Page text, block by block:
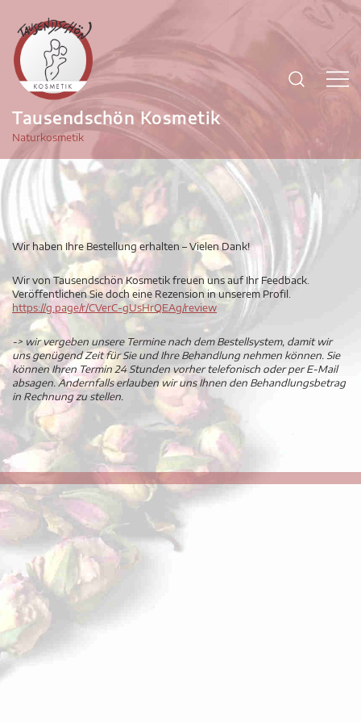
springen
Tausendschön Kosmetik
Naturkosmetik
Wir haben Ihre Bestellung erhalten – Vielen Dank!
Wir von Tausendschön Kosmetik freuen uns auf Ihr Feedback.
Veröffentlichen Sie doch eine Rezension in unserem Profil.
https://g.page/r/CVerC-gUsHrQEAg/review
-> wir vergeben unsere Termine nach dem Bestellsystem, damit wir
uns genügend Zeit für Sie und Ihre Behandlung nehmen können. Sie
können Ihren Termin 24 Stunden vorher telefonisch oder per E-Mail
absagen. Andernfalls erlauben wir uns Ihnen den Behandlungsbetrag
in Rechnung zu stellen.